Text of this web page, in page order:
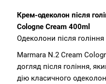
Крем-одеколон після
Cologne Cream 400ml
Одеколони після
Marmara N.2 Cream
догляд після гоління,
дію класичного